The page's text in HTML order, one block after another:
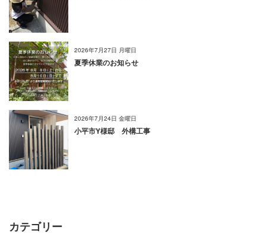
2026年7月27日 月曜日
夏季休業のお知らせ
2026年7月24日 金曜日
小平市Y様邸 外構工事
カテゴリー